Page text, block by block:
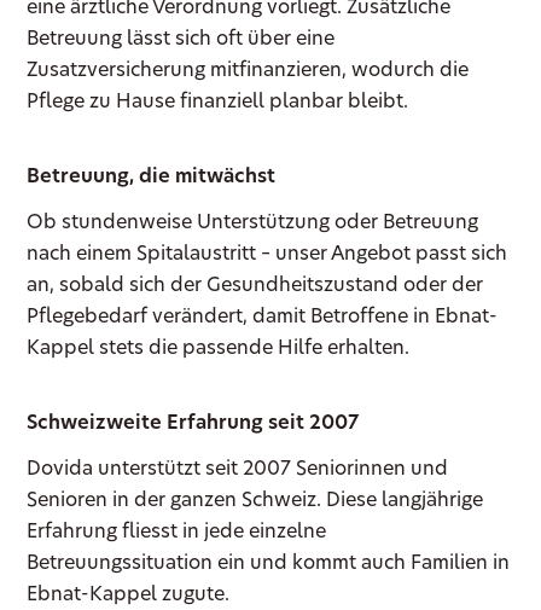
eine ärztliche Verordnung vorliegt. Zusätzliche
Betreuung lässt sich oft über eine
Zusatzversicherung mitfinanzieren, wodurch die
Pflege zu Hause finanziell planbar bleibt.
Betreuung, die mitwächst
Ob stundenweise Unterstützung oder Betreuung
nach einem Spitalaustritt – unser Angebot passt sich
an, sobald sich der Gesundheitszustand oder der
Pflegebedarf verändert, damit Betroffene in Ebnat-
Kappel stets die passende Hilfe erhalten.
Schweizweite Erfahrung seit 2007
Dovida unterstützt seit 2007 Seniorinnen und
Senioren in der ganzen Schweiz. Diese langjährige
Erfahrung fliesst in jede einzelne
Betreuungssituation ein und kommt auch Familien in
Ebnat-Kappel zugute.